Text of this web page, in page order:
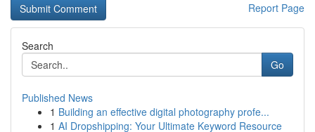
Report Page
Search
Go
Published News
1 Building an effective digital photography profe...
1 AI Dropshipping: Your Ultimate Keyword Resource